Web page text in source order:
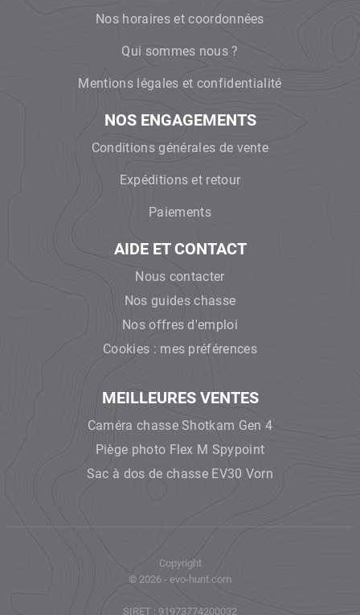
Nos horaires et coordonnées
Qui sommes nous ?
Mentions légales et confidentialité
NOS ENGAGEMENTS
Conditions générales de vente
Expéditions et retour
Paiements
AIDE ET CONTACT
Nous contacter
Nos guides chasse
Nos offres d'emploi
Cookies : mes préférences
MEILLEURES VENTES
Caméra chasse Shotkam Gen 4
Piège photo Flex M Spypoint
Sac à dos de chasse EV30 Vorn
Copyright
© 2026 - evo-hunt.com
SIRET : 91973774200032